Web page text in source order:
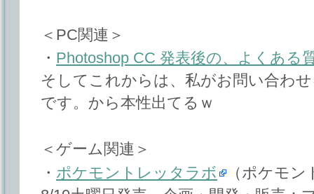
＜PC関連＞
・ Photoshop CC 発表後の、よくある
そしてこれからは、私がお問い合わ
です。から本性出てるｗ
＜ゲーム関連＞
・ ポケモントレッタラボ
（ポケモ